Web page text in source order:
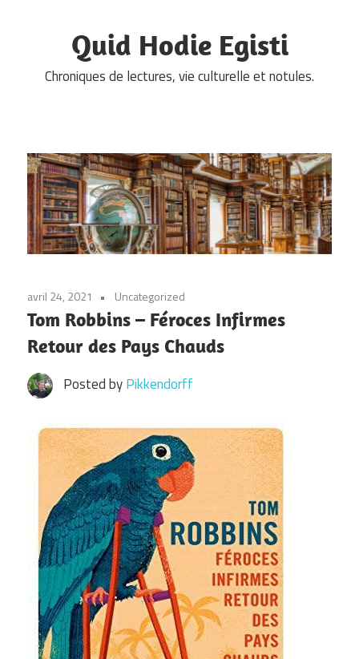
Quid Hodie Egisti
Chroniques de lectures, vie culturelle et notules.
avril 24, 2021 Uncategorized
Tom Robbins – Féroces Infirmes
Retour des Pays Chauds
Posted byPikkendorff